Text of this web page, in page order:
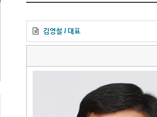
김영철 / 대표